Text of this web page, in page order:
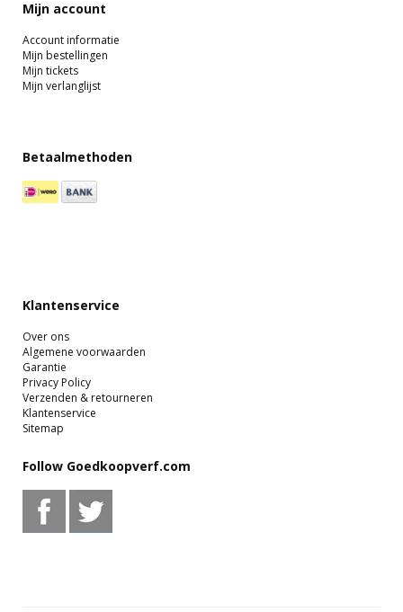
Mijn account
Account informatie
Mijn bestellingen
Mijn tickets
Mijn verlanglijst
Betaalmethoden
Klantenservice
Over ons
Algemene voorwaarden
Garantie
Privacy Policy
Verzenden & retourneren
Klantenservice
Sitemap
Follow Goedkoopverf.com